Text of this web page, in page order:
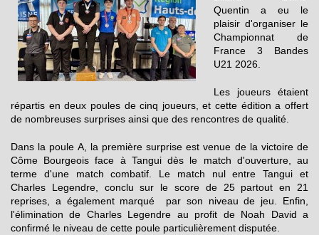
Quentin a eu le
plaisir d'organiser le
Championnat de
France 3 Bandes
U21 2026.
Les joueurs étaient
répartis en deux poules de cinq joueurs, et cette édition a offert
de nombreuses surprises ainsi que des rencontres de qualité.
Dans la poule A, la première surprise est venue de la victoire de
Côme Bourgeois face à Tangui dès le match d'ouverture, au
terme d'une match combatif. Le match nul entre Tangui et
Charles Legendre, conclu sur le score de 25 partout en 21
reprises, a également marqué par son niveau de jeu. Enfin,
l'élimination de Charles Legendre au profit de Noah David a
confirmé le niveau de cette poule particulièrement disputée.